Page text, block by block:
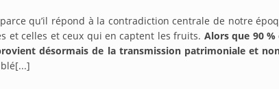
qu’il répond à la contradiction centrale de notre
et celles et ceux qui en captent les fruits. Alors que 90
désormais de la transmission patrimoniale et